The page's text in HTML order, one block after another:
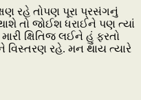
રહે તોપણ પૂરા પ્રસંગનું
તો જોઈશ ધરાઈને પણ ત્યાં
ક્ષિતિજ લઈને હું ફરતો
વિસ્તરણ રહે. મન થાય ત્યારે